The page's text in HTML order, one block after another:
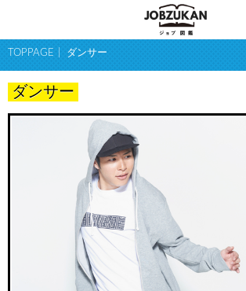
TOPPAGE ダンサー
ダンサー